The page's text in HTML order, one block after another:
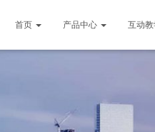
首页 产品中心 互动